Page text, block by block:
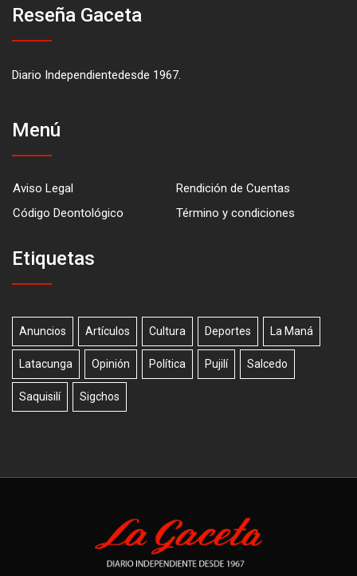
Reseña Gaceta
Diario Independientedesde 1967.
Menú
Aviso Legal
Rendición de Cuentas
Código Deontológico
Término y condiciones
Etiquetas
Anuncios Artículos Cultura Deportes La Maná
Latacunga Opinión Política Pujilí Salcedo
Saquisilí Sigchos